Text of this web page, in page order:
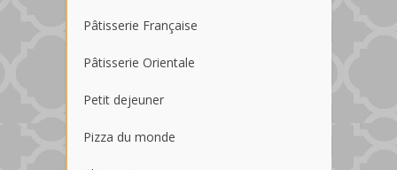
Pâtisserie Française
Pâtisserie Orientale
Petit dejeuner
Pizza du monde